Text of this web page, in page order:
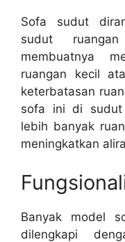
Sofa sudut
sudut
membuatnya
ruangan kecil
keterbatasan
sofa ini di sudut
lebih banyak
meningkatkan
Banyak model
dilengkapi